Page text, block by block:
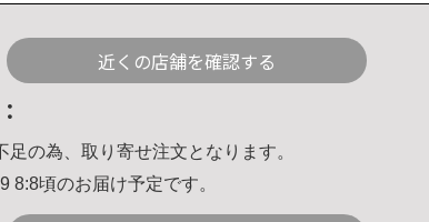
近くの店舗を確認する
足の為、取り寄せ注文となります。
8:8頃のお届け予定です。